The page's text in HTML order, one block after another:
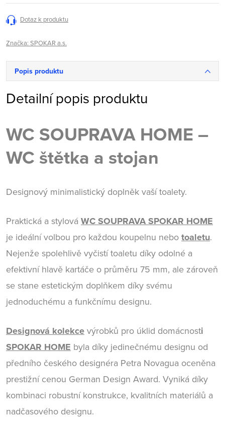
Dotaz k produktu
Značka: SPOKAR a.s.
Popis produktu
Detailní popis produktu
WC SOUPRAVA HOME –⁠⁠⁠⁠⁠⁠
WC štětka a stojan
Designový minimalistický doplněk vaší toalety.
Praktická a stylová WC SOUPRAVA SPOKAR HOME
je ideální volbou pro každou koupelnu nebo toaletu.
Nejenže spolehlivě vyčistí toaletu díky odolné a
efektivní hlavě kartáče o průměru 75 mm, ale zároveň
se stane estetickým doplňkem díky svému
jednoduchému a funkčnímu designu.
Designová kolekce výrobků pro úklid domácnosti
SPOKAR HOME byla díky jedinečnému designu od
předního českého designéra Petra Novagua oceněna
prestižní cenou German Design Award. Vyniká díky
kombinaci robustní konstrukce, kvalitních materiálů a
nadčasového designu.